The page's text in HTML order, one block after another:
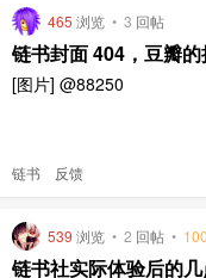
465 浏览 • 3 回帖
链书封面 404，豆瓣
[图片] @88250
链书 反馈
539 浏览 • 2 回帖 •
链书社实际体验后的